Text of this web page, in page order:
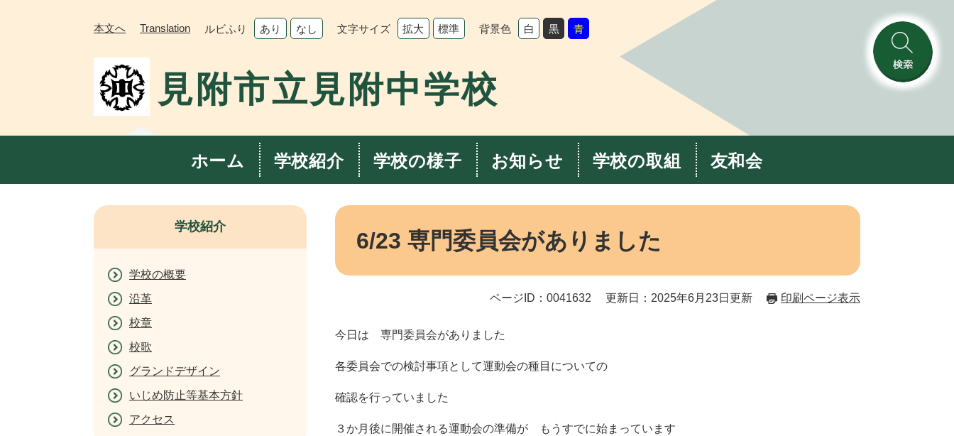
本文へ Translation ルビふり あり なし 文字サイズ 拡大 標準 背景色 白 黒 青
検
索
見附市立見附中学校
ホーム 学校紹介 学校の様子 お知らせ 学校の取組 友和会
本
6/23 専門委員会がありました
ページID：0041632 更新日：2025年6月23日更新 印刷ページ表示
今日は 専門委員会がありました
各委員会での検討事項として運動会の種目についての
確認を行っていました
３か月後に開催される運動会の準備が もうすでに始まっています
学校紹介
学校の概要
沿革
校章
校歌
グランドデザイン
いじめ防止等基本方針
アクセス